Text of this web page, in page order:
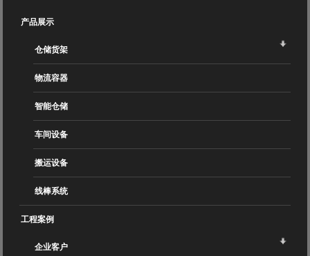
产品展示
仓储货架
物流容器
智能仓储
车间设备
搬运设备
线棒系统
工程案例
企业客户